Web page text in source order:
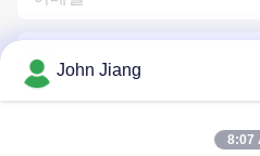
John Jiang
8:07